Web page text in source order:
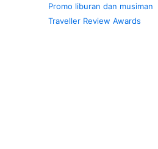
Promo liburan dan musiman
Traveller Review Awards